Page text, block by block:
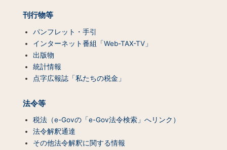
刊行物等
パンフレット・手引
インターネット番組「Web-TAX-TV」
出版物
統計情報
点字広報誌「私たちの税金」
法令等
税法（e-Govの「e-Gov法令検索」へリンク）
法令解釈通達
その他法令解釈に関する情報